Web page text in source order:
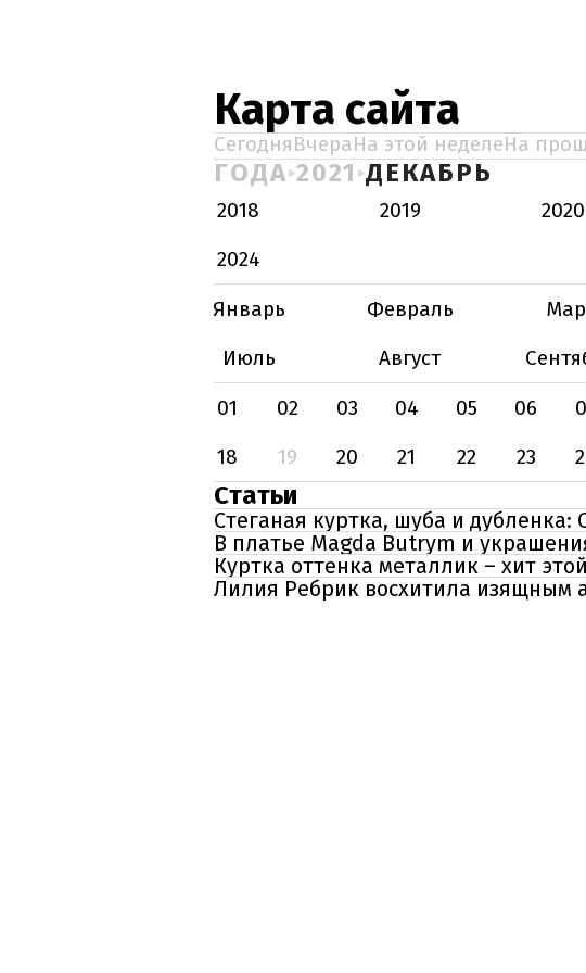
Карта сайта
СегодняВчераНа этой неделеНа
ГОДА 2021 ДЕКАБРЬ
2018 2019 2020
2024
Январь
Февраль
Июль
Август
01
02 03 04 05 06
18
19 20 21 22 23
Статьи
Стеганая куртка, шуба и
В платье Magda Butrym и
Куртка оттенка металлик – хит
Лилия Ребрик восхитила изящным